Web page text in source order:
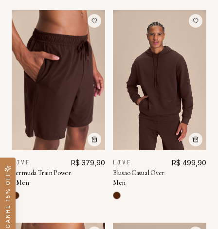
LIVE
Bermuda Train Power
8 Men
R$ 379,90 LIVE
Blusao Casual Over
Men
R$ 499,90
GANHE 15% OFF